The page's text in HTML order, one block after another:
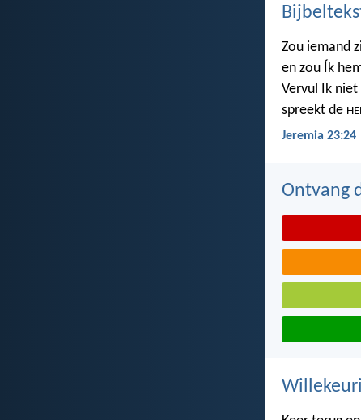
Zou iemand
en zou Ík
Vervul Ik
spreekt de
Jeremia 23:24
Ontvang